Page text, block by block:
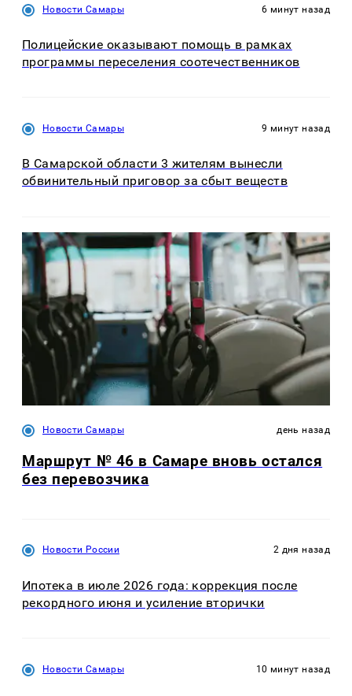
Новости Самары 6 минут назад
Полицейские оказывают помощь в рамках
программы переселения соотечественников
Новости Самары 9 минут назад
В Самарской области 3 жителям вынесли
обвинительный приговор за сбыт веществ
Новости Самары день назад
Маршрут № 46 в Самаре вновь остался
без перевозчика
Новости России 2 дня назад
Ипотека в июле 2026 года: коррекция после
рекордного июня и усиление вторички
Новости Самары 10 минут назад